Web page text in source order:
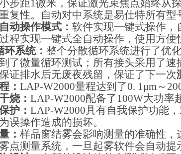
步距1微米，保证激光束焦点始终从
复性。自动对中系统是易仕特所有型
动操作模式： 软件实现一键式操作，
程实现一键式全自动操作，使用方便
系统： 整个分散循环系统进行了优
了微量循环测试；所有接头采用了
证排水后无废夜残留，保证了下一次
： LAP-W2000量程达到了0. 1μm～
烧： LAP-W2000配备了 100W大功率
护： LAP-W2000具有自我保护功能
误操作造成的损坏。
： 样品窗结雾会影响测量的准确性，
点测量系统，一旦起雾软件会自动提